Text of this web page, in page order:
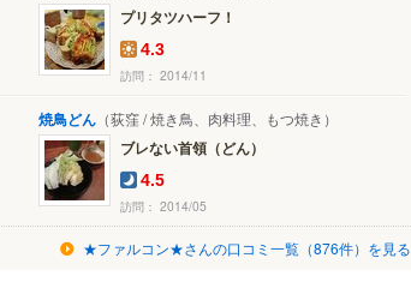
プリタツハーフ！
4.3
訪問： 2014/11
焼鳥どん （荻窪 / 焼き鳥、肉料理、もつ焼き）
ブレない首領（どん）
4.5
訪問： 2014/05
★ファルコン★さんの口コミ一覧（876件）を見る